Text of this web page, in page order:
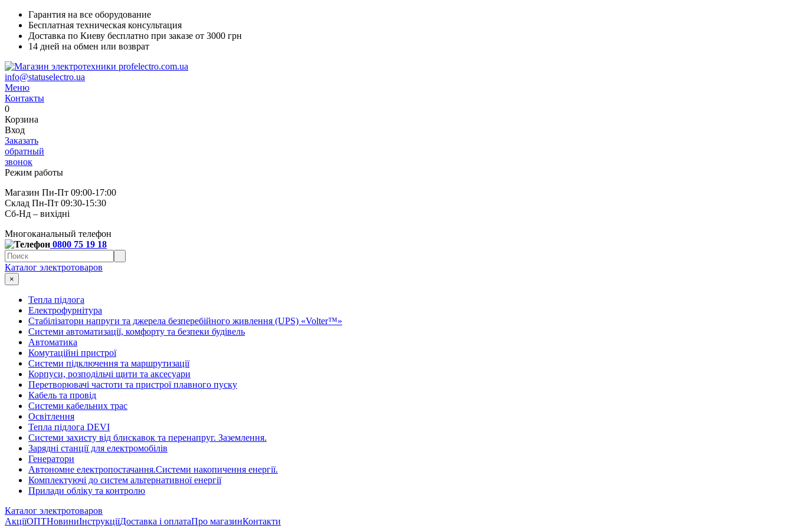
Гарантия на все оборудование
Бесплатная техническая консультация
Доставка по Киеву бесплатно при заказе от 3000 грн
14 дней на обмен или возврат
info@statuselectro.ua
Меню
Контакты
0
Корзина
Вход
Заказать
обратный
звонок
Режим работы
Магазин Пн-Пт 09:00-17:00
Склад Пн-Пт 09:30-15:30
Сб-Нд – вихідні
Многоканальный телефон
0800 75 19 18
Каталог электротоваров
×
Тепла підлога
Електрофурнітура
Cтабілізатори напруги та джерела безперебійного живлення (UPS) «Volter™»
Системи автоматизації, комфорту та безпеки будівель
Автоматика
Комутаційні пристрої
Системи підключення та маршрутизації
Корпуси, розподільчі щити та аксесуари
Перетворювачі частоти та пристрої плавного пуску
Кабель та провід
Системи кабельних трас
Освітлення
Тепла підлога DEVI
Системи захисту від блискавок та перенапруг. Заземлення.
Зарядні станції для електромобілів
Генератори
Автономне електропостачання.Системи накопичення енергії.
Комплектуючі до систем альтернативної енергії
Прилади обліку та контролю
Каталог электротоваров
АкціїОПТНовиниІнструкціїДоставка і оплатаПро магазинКонтакти